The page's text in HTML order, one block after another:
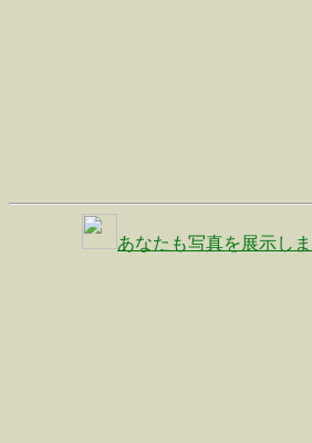
あなたも写真を展示し